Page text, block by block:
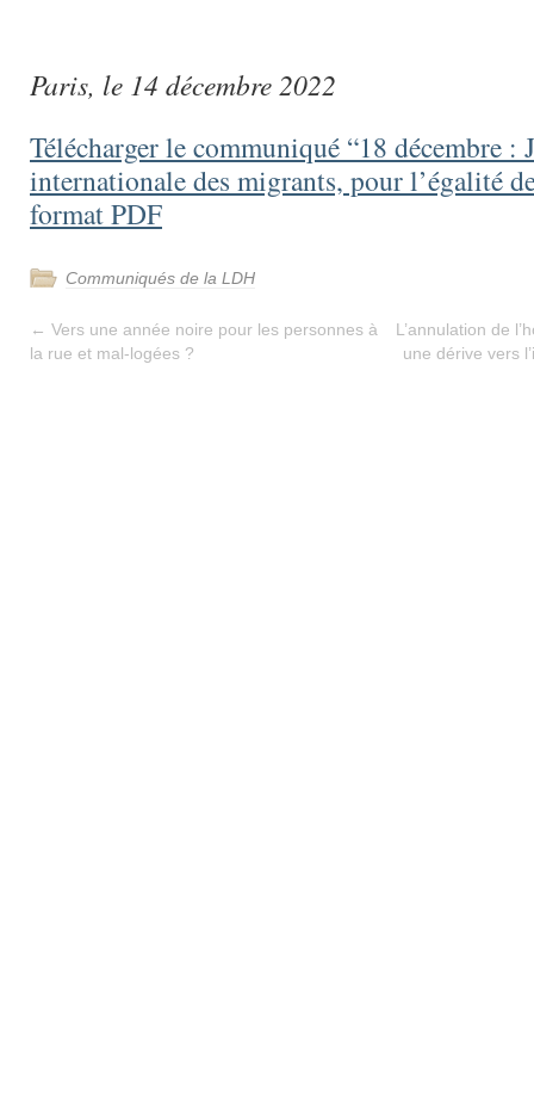
Paris, le 14 décembre 2022
Télécharger le communiqué “18 décembre :
internationale des migrants, pour l’égalité
format PDF
Communiqués de la LDH
← Vers une année noire pour les personnes à
la rue et mal-logées ?
L’annulation de
une dérive vers